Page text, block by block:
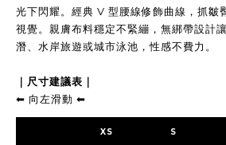
光下閃耀。經典 V 型腰線修飾曲線，抓皺
視覺。親膚布料穩定不緊繃，無綁帶設計
潛、水岸旅遊或城市泳池，性感不費力。
｜尺寸建議表｜
⬅︎ 向左滑動 ⬅︎
XS S